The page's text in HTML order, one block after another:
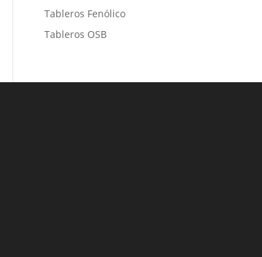
Tableros Fenólico
Tableros OSB